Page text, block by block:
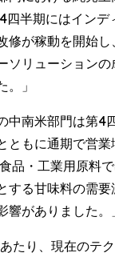
四半期にはインデ
修が稼動を開始
ソリューション
。」
中南米部門は第4
ともに通期で営
品・工業用原料
する甘味料の需
響がありました。
たり、現在のテ